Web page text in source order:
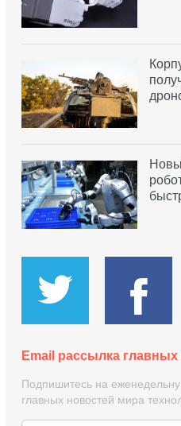
Email рассылка главных
Подпишитесь на
главных новостей мира